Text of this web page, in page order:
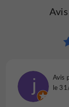
Avis
le
Avis publié par
le 27/07/